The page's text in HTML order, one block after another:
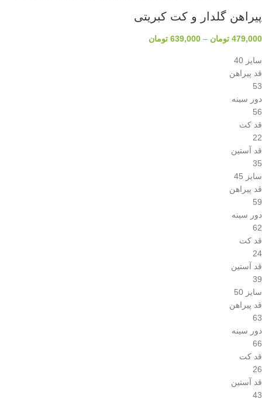
پیراهن گلدار و کت کبریتی
479,000 تومان –
639,000 تومان
سایز 40
قد پیراهن
53
دور سینه
56
قد کت
22
قد آستین
35
سایز 45
قد پیراهن
59
دور سینه
62
قد کت
24
قد آستین
39
سایز 50
قد پیراهن
63
دور سینه
66
قد کت
26
قد آستین
43